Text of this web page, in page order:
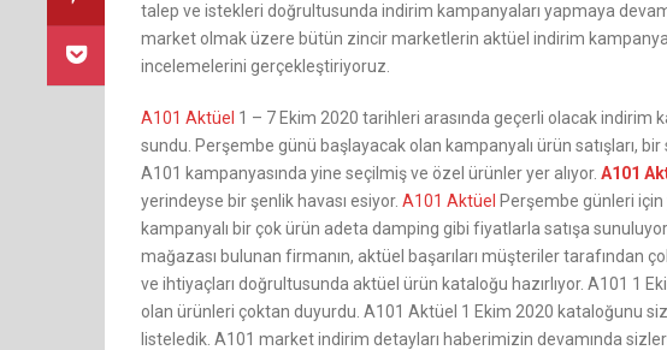
talep ve istekleri doğrultusunda indirim kampanyaları yapmaya
market olmak üzere bütün zincir marketlerin aktüel indirim
incelemelerini gerçekleştiriyoruz.
A101 Aktüel 1 – 7 Ekim 2020 tarihleri arasında geçerli olacak indirim
sundu. Perşembe günü başlayacak olan kampanyalı ürün satışları,
A101 kampanyasında yine seçilmiş ve özel ürünler yer alıyor. A101
yerindeyse bir şenlik havası esiyor. A101 Aktüel Perşembe günleri
kampanyalı bir çok ürün adeta damping gibi fiyatlarla satışa
mağazası bulunan firmanın, aktüel başarıları müşteriler tarafından
ve ihtiyaçları doğrultusunda aktüel ürün kataloğu hazırlıyor. A101 1
olan ürünleri çoktan duyurdu. A101 Aktüel 1 Ekim 2020 kataloğunu
listeledik. A101 market indirim detayları haberimizin devamında